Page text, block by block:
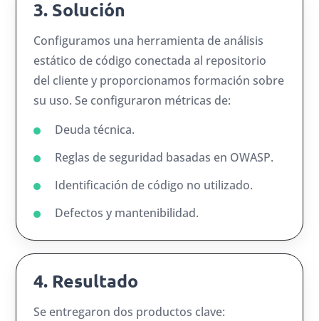
3. Solución
Configuramos una herramienta de análisis
estático de código conectada al repositorio
del cliente y proporcionamos formación sobre
su uso. Se configuraron métricas de:
Deuda técnica.
Reglas de seguridad basadas en OWASP.
Identificación de código no utilizado.
Defectos y mantenibilidad.
4. Resultado
Se entregaron dos productos clave: